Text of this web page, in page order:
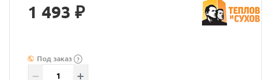
1 493 ₽
Под заказ ?